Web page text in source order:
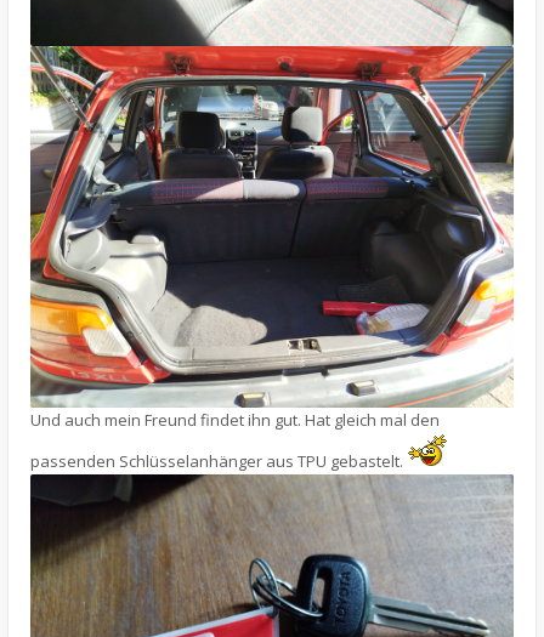
Und auch mein Freund findet ihn gut. Hat gleich mal den
passenden Schlüsselanhänger aus TPU gebastelt.